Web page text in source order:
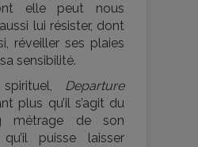
elle peut nous
lui résister, dont
réveiller ses plaies
sensibilité.
spirituel, Departure
plus qu’il s’agit du
métrage de son
puisse laisser